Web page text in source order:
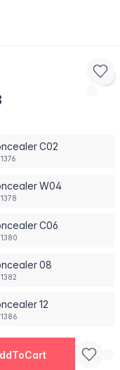
C02
W04
C06
08
12